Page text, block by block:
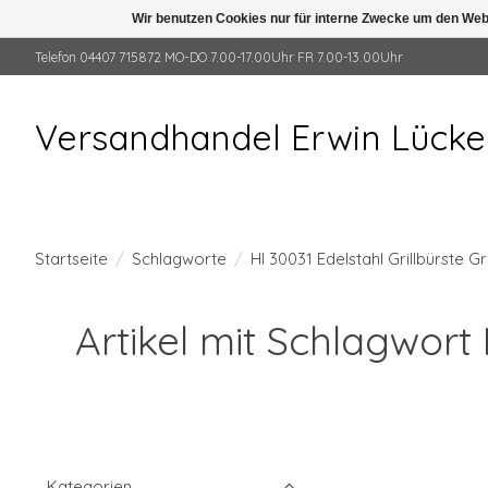
Telefon 04407 715872 MO-DO 7.00-17.00Uhr FR 7.00-13.00Uhr
Versandhandel Erwin
Startseite / Schlagworte / HI 30031 Edelstahl Grillbürste
Artikel mit Schlagwort
Wir benutzen Cookies nur für interne Zwecke um den